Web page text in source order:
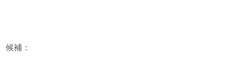
候補：